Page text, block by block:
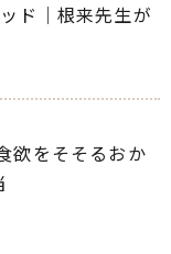
ド｜根来先生が
欲をそそるおか